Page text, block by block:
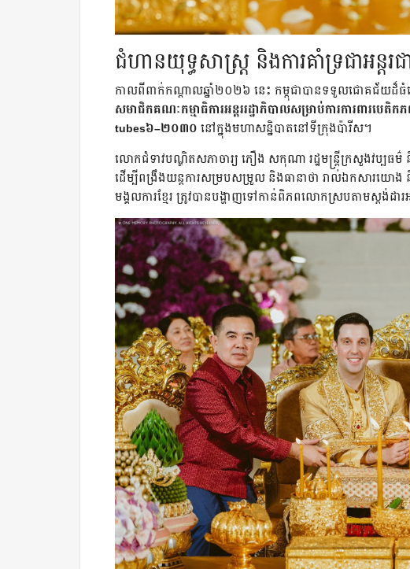
ជំហានយុទ្ធសាស្ត្រ និងការគាំទ្រជាអន្តរជ
កាលពីពាក់កណ្តាលឆ្នាំ២០២៦ នេះ កម្ពុជាបានទទួលជោគជ័យដ៏ធំ
សមាជិកគណៈកម្មាធិការអន្តររដ្ឋាភិបាលសម្រាប់ការការពារបេ
tubes៦–២០៣០ នៅក្នុងមហាសន្និបាតនៅទីក្រុងប៉ារីស។
លោកជំទាវបណ្ឌិតសភាចារ្យ ភឿង សកុណា រដ្ឋមន្ត្រីក្រសួងវប្បធម៌
ដើម្បីពង្រឹងយន្តការសម្របសម្រួល និងធានាថា រាល់ឯកសារយោ
មង្គលការខ្មែរ ត្រូវបានបង្ហាញទៅកាន់ពិភពលោកស្របតាមស្តង់ដារ